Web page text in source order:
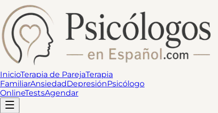
InicioTerapia de ParejaTerapia
FamiliarAnsiedadDepresiónPsicólogo
OnlineTestsAgendar